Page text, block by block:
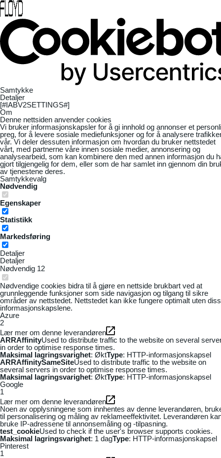
Samtykke
Detaljer
[#IABV2SETTINGS#]
Om
Denne nettsiden anvender cookies
Vi bruker informasjonskapsler for å gi innhold og annonser et
preg, for å levere sosiale mediefunksjoner og for å analysere
vår. Vi deler dessuten informasjon om hvordan du bruker nettstedet
vårt, med partnerne våre innen sosiale medier, annonsering og
analysearbeid, som kan kombinere den med annen informasjon du
gjort tilgjengelig for dem, eller som de har samlet inn gjennom din
av tjenestene deres.
Samtykkevalg
Nødvendig
Egenskaper
Statistikk
Markedsføring
Detaljer
Detaljer
Nødvendig 12
Nødvendige cookies bidra til å gjøre en nettside brukbart ved at
grunnleggende funksjoner som side navigasjon og tilgang til sikre
områder av nettstedet. Nettstedet kan ikke fungere optimalt uten
informasjonskapslene.
Azure
2
Lær mer om denne leverandøren
ARRAffinityUsed to distribute traffic to the website on several
in order to optimise response times.
Maksimal lagringsvarighet: ØktType: HTTP-informasjonskapsel
ARRAffinitySameSiteUsed to distribute traffic to the website on
several servers in order to optimise response times.
Maksimal lagringsvarighet: ØktType: HTTP-informasjonskapsel
Google
1
Lær mer om denne leverandøren
Noen av opplysningene som innhentes av denne leverandøren,
til personalisering og måling av reklameeffektivitet. Leverandøren
bruke IP-adressene til annonsemåling og -tilpasning.
test_cookieUsed to check if the user's browser supports cookies.
Maksimal lagringsvarighet: 1 dagType: HTTP-informasjonskapsel
Pinterest
1